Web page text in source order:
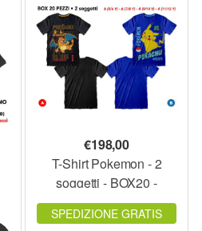
€198,00
T-Shirt Pokemon - 2
soggetti - BOX20 -
BAMBINO -
PKTS4_BOX20
SPEDIZIONE GRATIS